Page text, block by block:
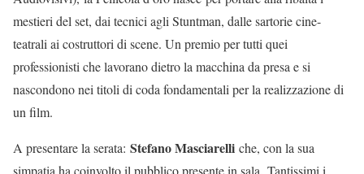
mestieri del set, dai tecnici agli Stuntman, dalle sartorie cine-
teatrali ai costruttori di scene. Un premio per tutti quei
professionisti che lavorano dietro la macchina da presa e si
nascondono nei titoli di coda fondamentali per la realizzazione di
un film.
A presentare la serata: Stefano Masciarelli che, con la sua
simpatia ha coinvolto il pubblico presente in sala. Tantissimi i